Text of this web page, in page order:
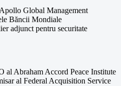
Global Management
Băncii Mondiale
adjunct pentru securitate
al Abraham Accord Peace Institute
al Federal Acquisition Service